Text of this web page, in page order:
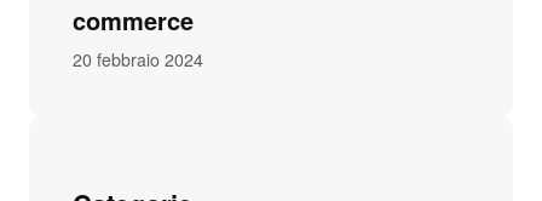
commerce
20 febbraio 2024